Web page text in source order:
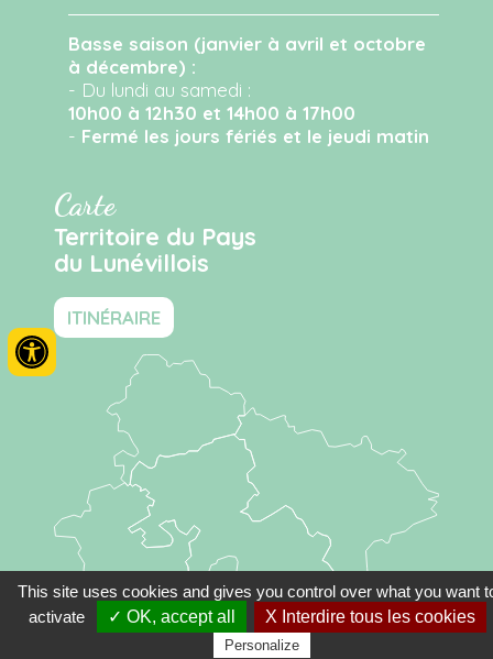
Basse saison (janvier à avril et octobre
à décembre) :
- Du lundi au samedi :
10h00 à 12h30 et 14h00 à 17h00
- Fermé les jours fériés et le jeudi matin
Carte
Territoire du Pays
du Lunévillois
ITINÉRAIRE
This site uses cookies and gives you control over what you want
activate
✓ OK, accept all X Interdire tous les cookies
Personalize